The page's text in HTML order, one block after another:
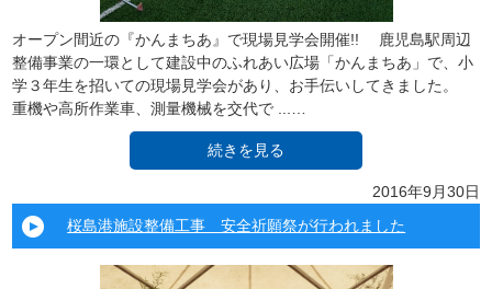
オープン間近の『かんまちあ』で現場見学会開催!! 鹿児島駅周辺
整備事業の一環として建設中のふれあい広場「かんまちあ」で、小
学３年生を招いての現場見学会があり、お手伝いしてきました。
重機や高所作業車、測量機械を交代で ...…
続きを見る
2016年9月30日
桜島港施設整備工事 安全祈願祭が行われました